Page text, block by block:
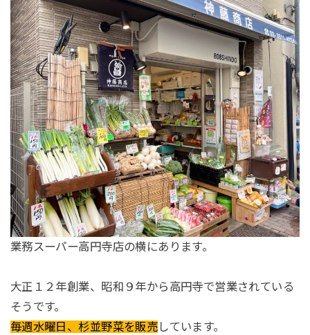
業務スーパー高円寺店の横にあります。
大正１２年創業、昭和９年から高円寺で営業されている
そうです。
毎週水曜日、杉並野菜を販売 しています。